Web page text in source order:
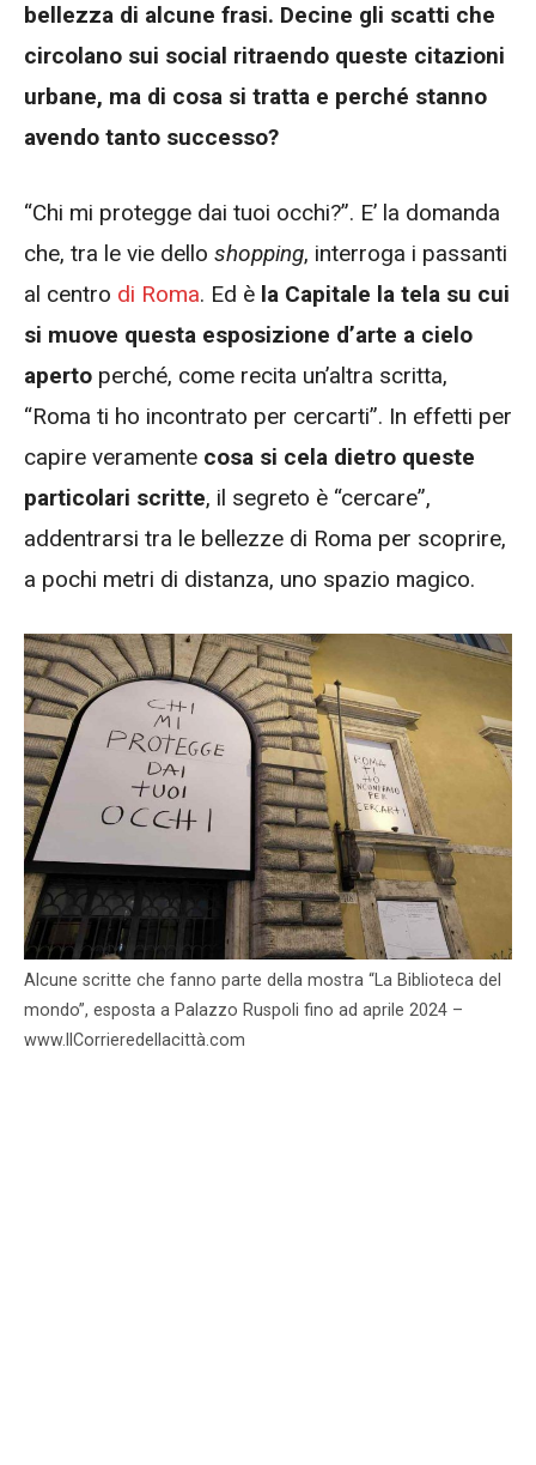
bellezza di alcune frasi. Decine gli scatti che
circolano sui social ritraendo queste citazioni
urbane, ma di cosa si tratta e perché stanno
avendo tanto successo?
“Chi mi protegge dai tuoi occhi?”. E’ la domanda
che, tra le vie dello shopping, interroga i passanti
al centro di Roma. Ed è la Capitale la tela su cui
si muove questa esposizione d’arte a cielo
aperto perché, come recita un’altra scritta,
“Roma ti ho incontrato per cercarti”. In effetti per
capire veramente cosa si cela dietro queste
particolari scritte, il segreto è “cercare”,
addentrarsi tra le bellezze di Roma per scoprire,
a pochi metri di distanza, uno spazio magico.
Alcune scritte che fanno parte della mostra “La Biblioteca del
mondo”, esposta a Palazzo Ruspoli fino ad aprile 2024 –
www.IlCorrieredellacittà.com